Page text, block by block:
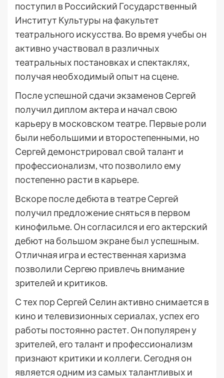
поступил в Российский Государственный
Институт Культуры на факультет
театрального искусства. Во время учебы он
активно участвовал в различных
театральных постановках и спектаклях,
получая необходимый опыт на сцене.
После успешной сдачи экзаменов Сергей
получил диплом актера и начал свою
карьеру в московском театре. Первые роли
были небольшими и второстепенными, но
Сергей демонстрировал свой талант и
профессионализм, что позволило ему
постепенно расти в карьере.
Вскоре после дебюта в театре Сергей
получил предложение сняться в первом
кинофильме. Он согласился и его актерский
дебют на большом экране был успешным.
Отличная игра и естественная харизма
позволили Сергею привлечь внимание
зрителей и критиков.
С тех пор Сергей Селин активно снимается в
кино и телевизионных сериалах, успех его
работы постоянно растет. Он популярен у
зрителей, его талант и профессионализм
признают критики и коллеги. Сегодня он
является одним из самых талантливых и